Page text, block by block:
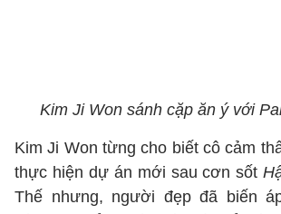
Kim Ji Won sánh cặp ăn ý với
Kim Ji Won từng cho biết cô cảm
thực hiện dự án mới sau cơn sốt
Thế nhưng, người đẹp đã biến